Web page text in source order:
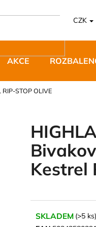
CZK
AKCE
RIP-STOP OLIVE
Kestrel
SKLADEM (>5 ks)
SIERRA 25
PÁNSKÉ BLUE